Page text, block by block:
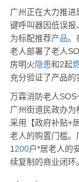
广州正在大力推
键呼叫器因低误报
为标配推荐产品。
老人部署了老人
房明火隐患和2起
充分验证了产品的
万霖消防老人
广州街道民政办为
采用【政府补贴+
老人的购置门槛。
1 200户*居老人的
续复制的商业闭环。